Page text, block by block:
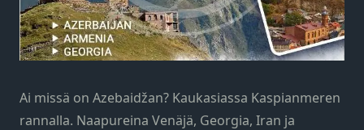
Ai missä on Azebaidžan? Kaukasiassa Kaspianmeren
rannalla. Naapureina Venäjä, Georgia, Iran ja